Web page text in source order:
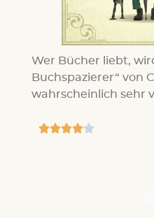
Wer Bücher liebt,
Buchspazierer“ von
wahrscheinlich sehr
